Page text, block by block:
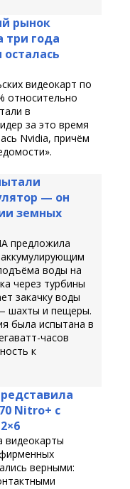
рынок
три года
видеокарт по
относительно
в
за это время
Nvidia, причём
— он
земных
предложила
воды на
через турбины
закачку воды
шахты и пещеры.
была испытана в
часов
к
Nitro+ с
видеокарты
фирменных
верными: